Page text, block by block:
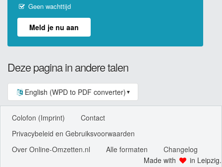
Geen wachttijd
Meld je nu aan
Deze pagina in andere talen
English (WPD to PDF converter) ▼
Colofon (Imprint)
Contact
Privacybeleid en Gebruiksvoorwaarden
Over Online-Omzetten.nl
Alle formaten
Changelog
Made with
in Leipzig.